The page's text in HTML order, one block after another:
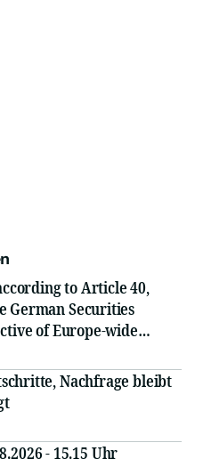
to Article 40,
German Securities
of Europe-wide
Nachfrage bleibt
- 15.15 Uhr